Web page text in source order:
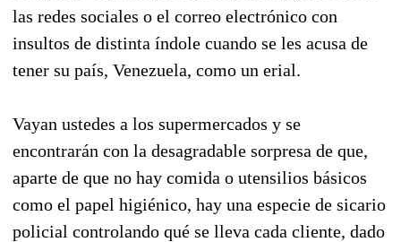
las redes sociales o el correo electrónico con
insultos de distinta índole cuando se les acusa de
tener su país, Venezuela, como un erial.
Vayan ustedes a los supermercados y se
encontrarán con la desagradable sorpresa de que,
aparte de que no hay comida o utensilios básicos
como el papel higiénico, hay una especie de sicario
policial controlando qué se lleva cada cliente, dado